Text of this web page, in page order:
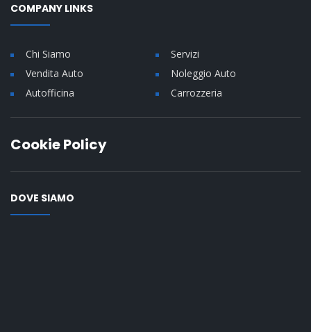
COMPANY LINKS
Chi Siamo
Servizi
Vendita Auto
Noleggio Auto
Autofficina
Carrozzeria
Cookie Policy
DOVE SIAMO